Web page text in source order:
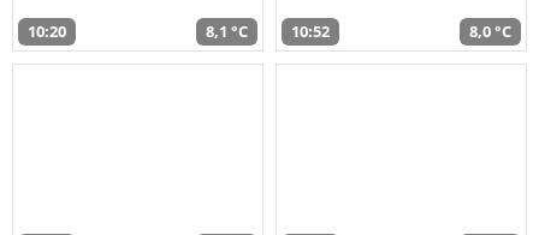
10:20 8,1 °C 10:52 8,0 °C